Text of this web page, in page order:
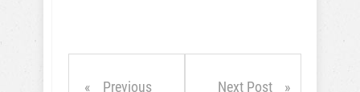
Previous
Next Post